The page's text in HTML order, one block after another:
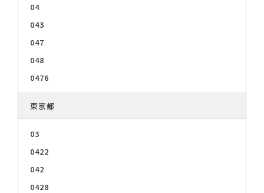
04
043
047
048
0476
東京都
03
0422
042
0428